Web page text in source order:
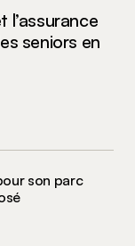
l’assurance
seniors en
son parc